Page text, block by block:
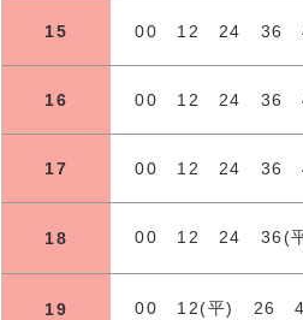
15 00 12 24 36
16 00 12 24 36
17 00 12 24 36
18 00 12 24 36(
19 00 12(平) 26